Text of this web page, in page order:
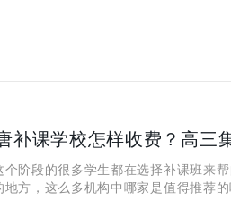
补课学校怎样收费？高三
段的很多学生都在选择补课班来帮
地方，这么多机构中哪家是值得推荐